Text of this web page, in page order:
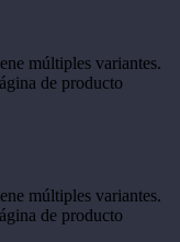
múltiples variantes.
de producto
múltiples variantes.
de producto